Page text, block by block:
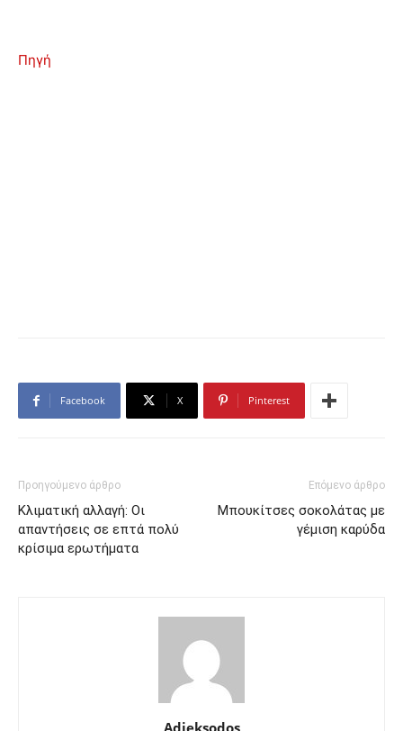
Πηγή
Facebook X Pinterest
Προηγούμενο άρθρο
Κλιματική αλλαγή: Οι
απαντήσεις σε επτά πολύ
κρίσιμα ερωτήματα
Επόμενο άρθρο
Μπουκίτσες σοκολάτας με
γέμιση καρύδα
Adieksodos